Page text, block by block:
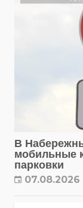
В
мобильные
парковки
07.08.2026